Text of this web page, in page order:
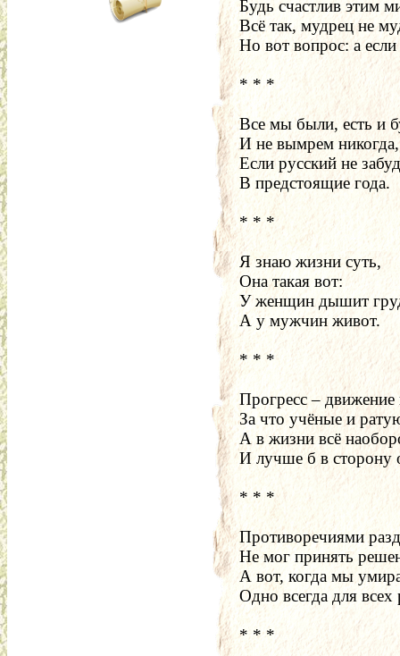
Будь счастлив этим
Всё так, мудрец не
Но вот вопрос: а
* * *
Все мы были, есть и
И не вымрем никогда,
Если русский не
В предстоящие года.
* * *
Я знаю жизни суть,
Она такая вот:
У женщин дышит
А у мужчин живот.
* * *
Прогресс – движение
За что учёные и
А в жизни всё
И лучше б в сторону
* * *
Противоречиями
Не мог принять
А вот, когда мы
Одно всегда для
* * *